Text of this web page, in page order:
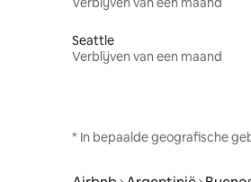
Seattle
Verblijven van een maand
* In bepaalde geografische